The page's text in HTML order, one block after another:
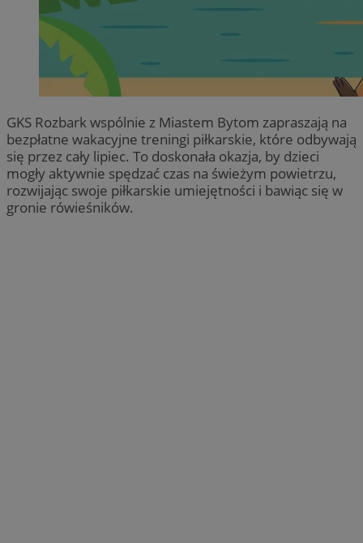
GKS Rozbark wspólnie z Miastem Bytom zapraszają na
bezpłatne wakacyjne treningi piłkarskie, które odbywają
się przez cały lipiec. To doskonała okazja, by dzieci
mogły aktywnie spędzać czas na świeżym powietrzu,
rozwijając swoje piłkarskie umiejętności i bawiąc się w
gronie rówieśników.